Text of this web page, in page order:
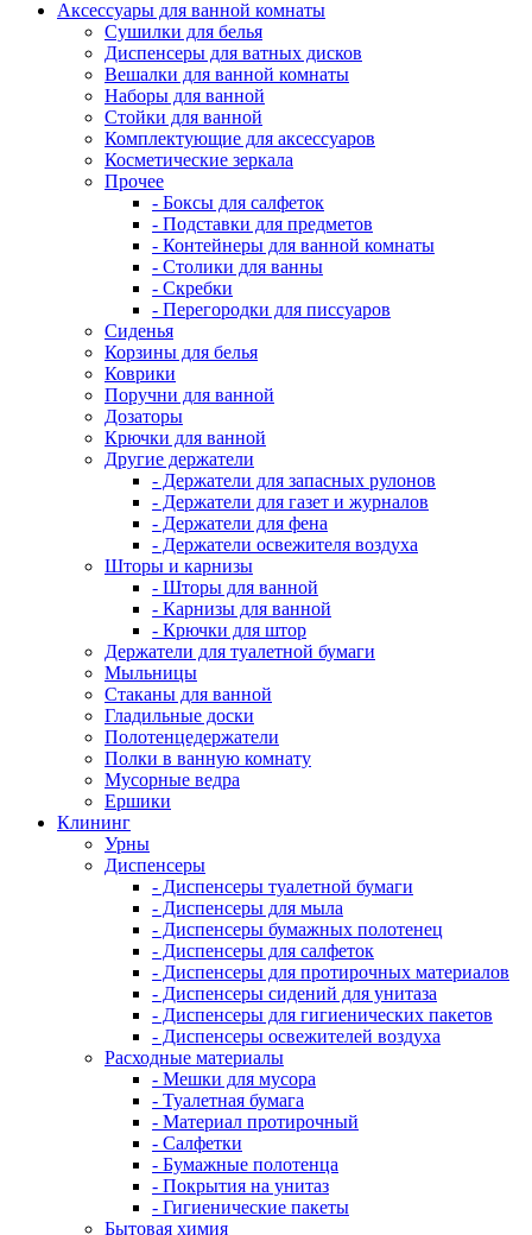
Аксессуары для ванной комнаты
Сушилки для белья
Диспенсеры для ватных дисков
Вешалки для ванной комнаты
Наборы для ванной
Стойки для ванной
Комплектующие для аксессуаров
Косметические зеркала
Прочее
- Боксы для салфеток
- Подставки для предметов
- Контейнеры для ванной комнаты
- Столики для ванны
- Скребки
- Перегородки для писсуаров
Сиденья
Корзины для белья
Коврики
Поручни для ванной
Дозаторы
Крючки для ванной
Другие держатели
- Держатели для запасных рулонов
- Держатели для газет и журналов
- Держатели для фена
- Держатели освежителя воздуха
Шторы и карнизы
- Шторы для ванной
- Карнизы для ванной
- Крючки для штор
Держатели для туалетной бумаги
Мыльницы
Стаканы для ванной
Гладильные доски
Полотенцедержатели
Полки в ванную комнату
Мусорные ведра
Ершики
Клининг
Урны
Диспенсеры
- Диспенсеры туалетной бумаги
- Диспенсеры для мыла
- Диспенсеры бумажных полотенец
- Диспенсеры для салфеток
- Диспенсеры для протирочных материалов
- Диспенсеры сидений для унитаза
- Диспенсеры для гигиенических пакетов
- Диспенсеры освежителей воздуха
Расходные материалы
- Мешки для мусора
- Туалетная бумага
- Материал протирочный
- Салфетки
- Бумажные полотенца
- Покрытия на унитаз
- Гигиенические пакеты
Бытовая химия